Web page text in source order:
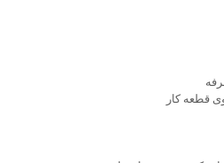
قطعه کار